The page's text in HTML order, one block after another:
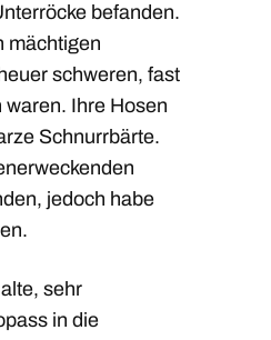
befanden.
mächtigen
schweren, fast
Ihre Hosen
Schnurrbärte.
jedoch habe
sehr
in die